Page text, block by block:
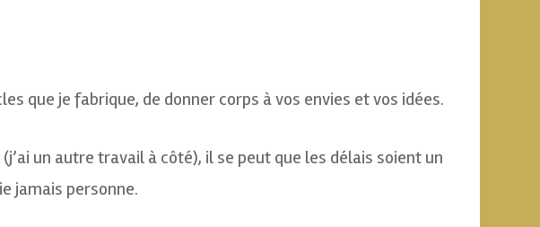
que je fabrique, de donner corps à vos envies et vos idées.
un autre travail à côté), il se peut que les délais soient un
jamais personne.